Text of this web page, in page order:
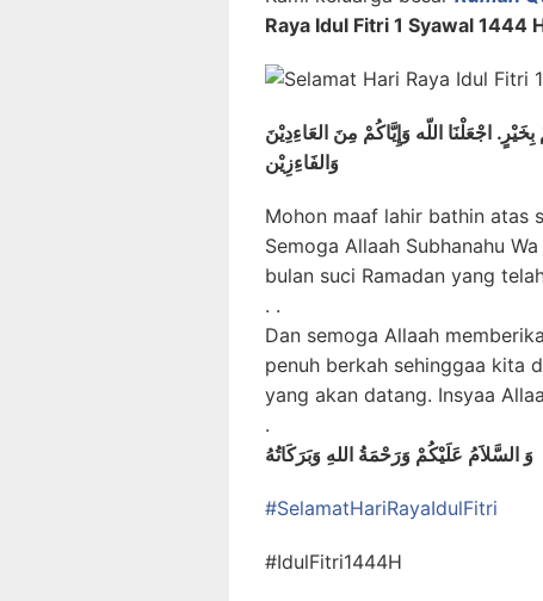
Raya Idul Fitri 1 Syawal 1444
اجْعَلْنَا اللّه وَإِيَّاكُمْ مِنَ العَاءِدِيْنَ
وَالفَاءِزِيْن
Mohon maaf lahir bathin atas
Semoga Allaah Subhanahu
bulan suci Ramadan yang
. .
Dan semoga Allaah
penuh berkah sehinggaa kita
yang akan datang. Insyaa
.
وَ السَّلاَمُ عَلَيْكُمْ وَرَحْمَةُ اللهِ وَبَرَكَاتُهُ
#SelamatHariRayaIdulFitri
#IdulFitri1444H